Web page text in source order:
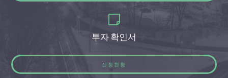
투자 확인서
신청현황